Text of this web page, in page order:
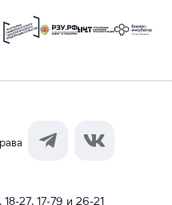
27, 17-79 и 26-21